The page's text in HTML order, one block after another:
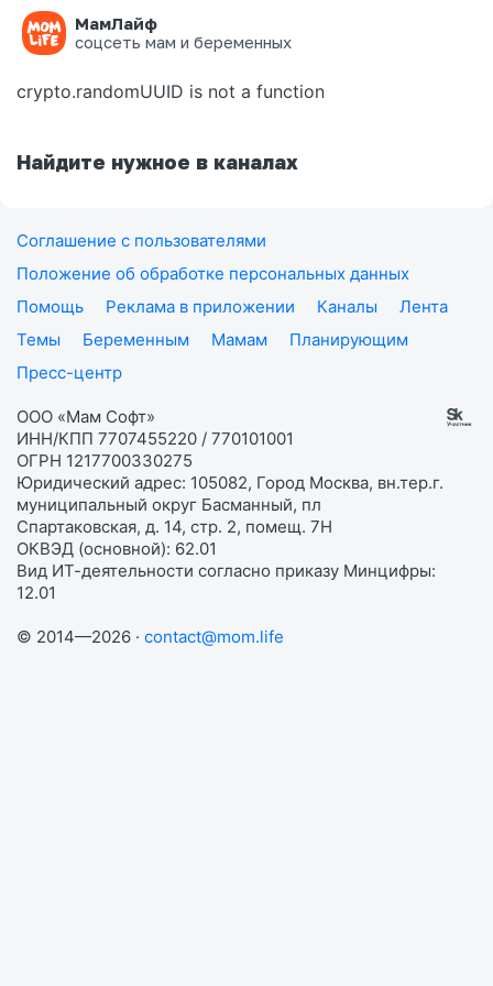
МамЛайф
соцсеть мам и беременных
Ошибка на странице
crypto.randomUUID is not a function
Найдите нужное в каналах
Соглашение с пользователями
Положение об обработке персональных данных
Помощь
Реклама в приложении Каналы
Лента
Темы
Беременным Мамам
Планирующим
Пресс-центр
ООО «Мам Софт»
ИНН/КПП 7707455220 / 770101001
ОГРН 1217700330275
Юридический адрес: 105082, Город Москва, вн.тер.г.
муниципальный округ Басманный, пл
Спартаковская, д. 14, стр. 2, помещ. 7Н
ОКВЭД (основной): 62.01
Вид ИТ-деятельности согласно приказу Минцифры:
12.01
© 2014—2026 · contact@mom.life